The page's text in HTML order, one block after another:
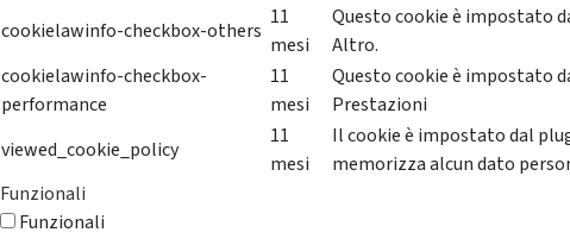
cookielawinfo-checkbox-others
11
mesi
Questo cookie è impostato
Altro.
cookielawinfo-checkbox-
performance
11
mesi
Questo cookie è impostato
Prestazioni
viewed_cookie_policy
11
mesi
Il cookie è impostato dal
memorizza alcun dato
Funzionali
Funzionali